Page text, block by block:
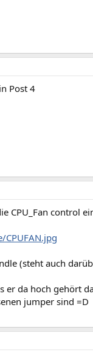
Post 4
CPU_Fan control
(steht auch
er da hoch gehört
jumper sind =D